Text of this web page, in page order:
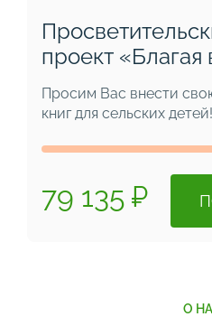
проект «Благая
Просим Вас внести
книг для сельских детей!
79 135 ₽
О